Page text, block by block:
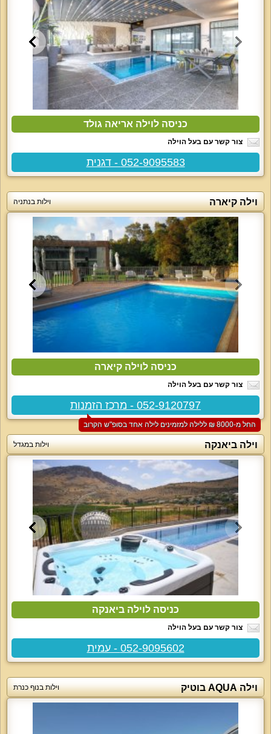
כניסה לוילה אריאה גולד
צור קשר עם בעל הוילה
052-9095583 - דגנית
וילה קיארה וילות בנתניה
כניסה לוילה קיארה
צור קשר עם בעל הוילה
052-9120797 - מרכז הזמנות
החל מ-‏8000 ₪ ללילה למזמינים לילה אחד בסופ"ש הקרוב
וילה ביאנקה וילות במגדל
כניסה לוילה ביאנקה
צור קשר עם בעל הוילה
052-9095602 - עמית
וילה AQUA בוטיק וילות בנוף כנרת